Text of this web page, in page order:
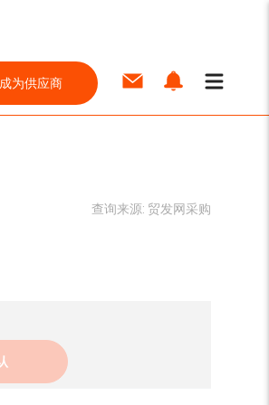
成为供应商
查询来源: 贸发网采购